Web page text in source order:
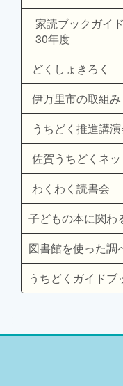
家読ブックガイ
30年度
どくしょきろく
伊万里市の取組み
うちどく推進講
佐賀うちどくネ
わくわく読書会
子どもの本に関わ
図書館を使った調
うちどくガイドブ